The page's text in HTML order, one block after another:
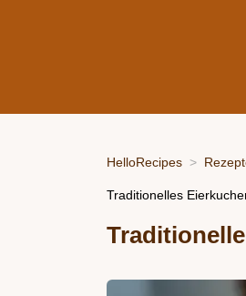
HelloRecipes
Traditionelles